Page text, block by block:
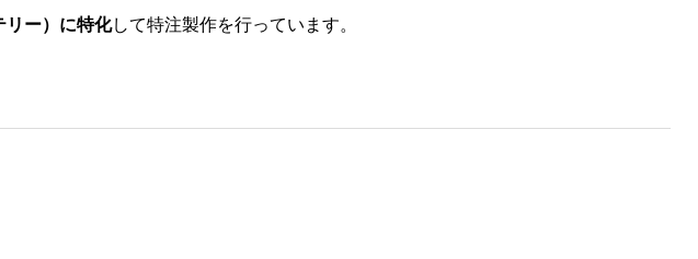
リー）に特化して特注製作を行っています。